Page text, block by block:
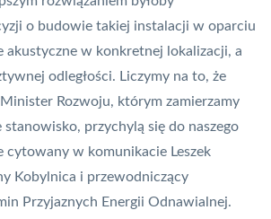
o budowie takiej instalacji w oparciu
akustyczne w konkretnej lokalizacji, a
odległości. Liczymy na to, że
Rozwoju, którym zamierzamy
stanowisko, przychylą się do naszego
cytowany w komunikacie Leszek
Kobylnica i przewodniczący
Przyjaznych Energii Odnawialnej.